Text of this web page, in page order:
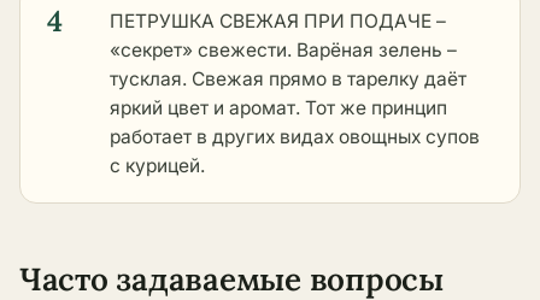
4
ПЕТРУШКА СВЕЖАЯ ПРИ ПОДАЧЕ –
«секрет» свежести. Варёная зелень –
тусклая. Свежая прямо в тарелку даёт
яркий цвет и аромат. Тот же принцип
работает в других видах овощных супов
с курицей.
Часто задаваемые вопросы